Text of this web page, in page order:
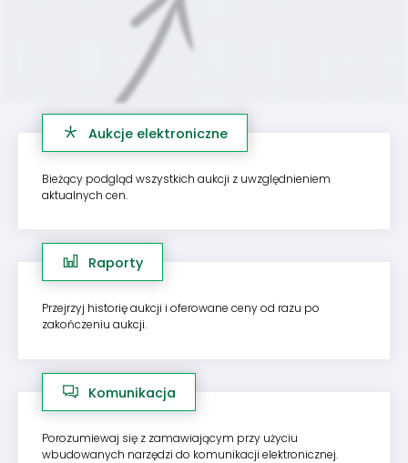
Aukcje elektroniczne
Bieżący podgląd wszystkich aukcji z uwzględnieniem
aktualnych cen.
Raporty
Przejrzyj historię aukcji i oferowane ceny od razu po
zakończeniu aukcji.
Komunikacja
Porozumiewaj się z zamawiającym przy użyciu
wbudowanych narzędzi do komunikacji elektronicznej.